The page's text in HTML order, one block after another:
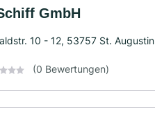
GmbH
10 - 12, 53757 St. Augustin
(0 Bewertungen)